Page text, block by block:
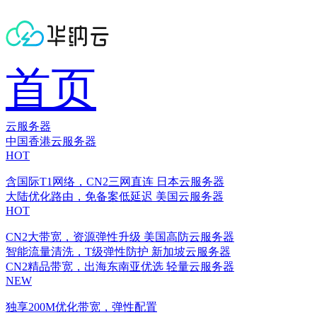
首页
云服务器
中国香港云服务器
HOT
含国际T1网络，CN2三网直连 日本云服务器
大陆优化路由，免备案低延迟 美国云服务器
HOT
CN2大带宽，资源弹性升级 美国高防云服务器
智能流量清洗，T级弹性防护 新加坡云服务器
CN2精品带宽，出海东南亚优选 轻量云服务器
NEW
独享200M优化带宽，弹性配置